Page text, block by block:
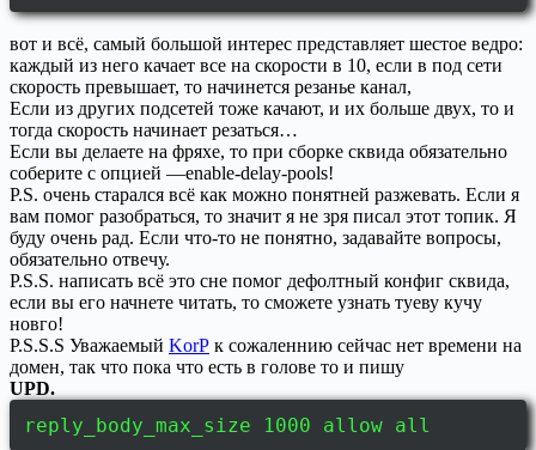
вот и всё, самый большой интерес представляет шестое ведро:
каждый из него качает все на скорости в 10, если в под сети
скорость превышает, то начинется резанье канал,
Если из других подсетей тоже качают, и их больше двух, то и
тогда скорость начинает резаться…
Если вы делаете на фряхе, то при сборке сквида обязательно
соберите с опцией —enable-delay-pools!
P.S. очень старался всё как можно понятней разжевать. Если я
вам помог разобраться, то значит я не зря писал этот топик. Я
буду очень рад. Если что-то не понятно, задавайте вопросы,
обязательно отвечу.
P.S.S. написать всё это сне помог дефолтный конфиг сквида,
если вы его начнете читать, то сможете узнать туеву кучу
новго!
P.S.S.S Уважаемый KorP к сожаленнию сейчас нет времени на
домен, так что пока что есть в голове то и пишу
UPD.
reply_body_max_size 1000 allow all